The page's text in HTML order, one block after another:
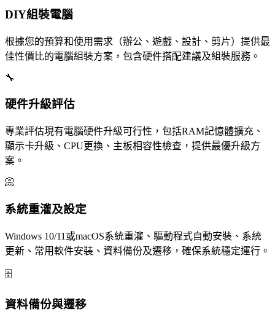
DIY組裝電腦
根據您的預算和使用需求（辦公、遊戲、設計、剪片）提供最
佳性價比的電腦組裝方案，包含硬件搭配建議及組裝服務。
🔧
硬件升級評估
專業評估現有電腦硬件升級可行性，包括RAM記憶體擴充、
顯示卡升級、CPU更換、主板相容性檢查，提供最優升級方
案。
📀
系統重灌及設定
Windows 10/11或macOS系統重灌、驅動程式自動安裝、系統
更新、常用軟件安裝、資料備份及遷移，確保系統穩定運行。
🗄️
資料備份與遷移